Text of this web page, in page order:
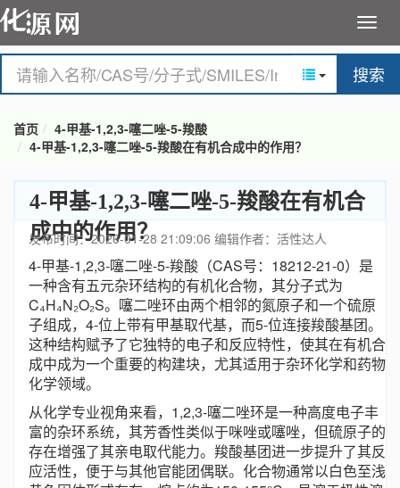
搜索
首页
4-甲基-1,2,3-噻二唑-5-羧酸
4-甲基-1,2,3-噻二唑-5-羧酸在有机合成中的作用？
4-甲基-1,2,3-噻二唑-5-羧酸在有机合
成中的作用？
发布时间：2026-01-28 21:09:06 编辑作者：活性达人
4-甲基-1,2,3-噻二唑-5-羧酸（CAS号：18212-21-0）是
一种含有五元杂环结构的有机化合物，其分子式为
C₄H₄N₂O₂S。噻二唑环由两个相邻的氮原子和一个硫原
子组成，4-位上带有甲基取代基，而5-位连接羧酸基团。
这种结构赋予了它独特的电子和反应特性，使其在有机合
成中成为一个重要的构建块，尤其适用于杂环化学和药物
化学领域。
从化学专业视角来看，1,2,3-噻二唑环是一种高度电子丰
富的杂环系统，其芳香性类似于咪唑或噻唑，但硫原子的
存在增强了其亲电取代能力。羧酸基团进一步提升了其反
应活性，便于与其他官能团偶联。化合物通常以白色至浅